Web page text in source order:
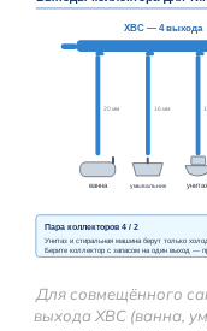
Для совмещённого
выхода ХВС (ванна,